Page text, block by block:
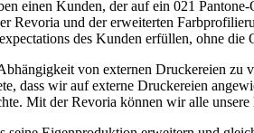
Kunden, der auf ein 021
Revoria und der erweiterten
des Kunden erfüllen, ohne die
von externen Druckereien
dass wir auf externe Druckereien
Mit der Revoria können wir alle